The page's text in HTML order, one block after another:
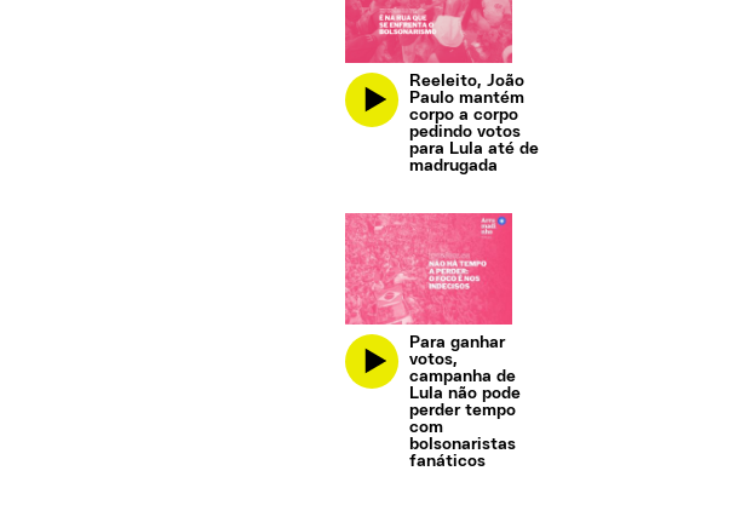
Reeleito, João
Paulo mantém
corpo a corpo
pedindo votos
para Lula até de
madrugada
Para ganhar
votos,
campanha de
Lula não pode
perder tempo
com
bolsonaristas
fanáticos